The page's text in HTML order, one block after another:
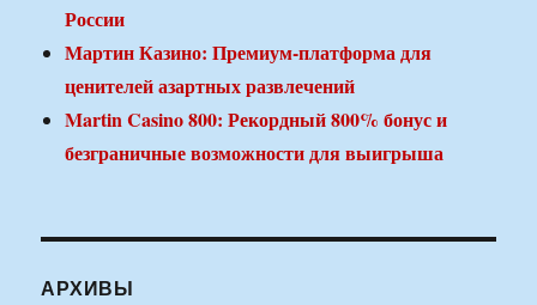
России
Мартин Казино: Премиум-платформа для
ценителей азартных развлечений
Martin Casino 800: Рекордный 800% бонус и
безграничные возможности для выигрыша
АРХИВЫ